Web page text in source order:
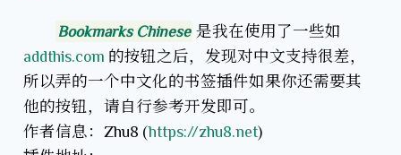
Bookmarks Chinese 是我在使用了一些如
addthis.com 的按钮之后，发现对中文支持很差，
所以弄的一个中文化的书签插件如果你还需要其
他的按钮，请自行参考开发即可。
作者信息：Zhu8 (https://zhu8.net)